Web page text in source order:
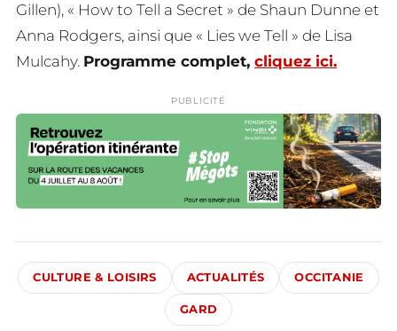
Gillen), « How to Tell a Secret » de Shaun Dunne et
Anna Rodgers, ainsi que « Lies we Tell » de Lisa
Mulcahy. Programme complet, cliquez ici.
PUBLICITÉ
CULTURE & LOISIRS ACTUALITÉS OCCITANIE
GARD